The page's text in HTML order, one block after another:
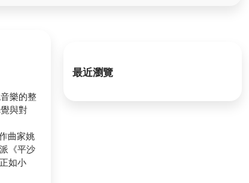
樂的整
與對
曲家姚
《平沙
如小
最近瀏覽